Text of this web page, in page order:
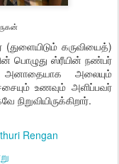
கருவியைத்)
பொழுது ஸ்ரீயின் நண்பர்
அனாதையாக அலையும்
உணவும் அளிப்பவர்
Rengan